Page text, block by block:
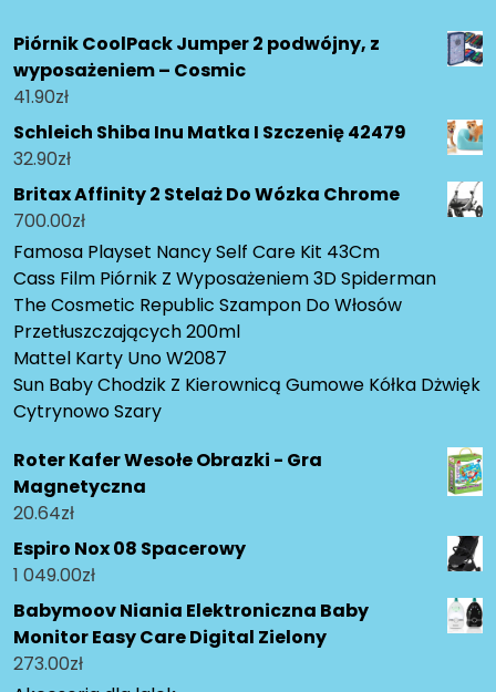
Piórnik CoolPack Jumper 2 podwójny, z
wyposażeniem – Cosmic
41.90zł
Schleich Shiba Inu Matka I Szczenię 42479
32.90zł
Britax Affinity 2 Stelaż Do Wózka Chrome
700.00zł
Famosa Playset Nancy Self Care Kit 43Cm
Cass Film Piórnik Z Wyposażeniem 3D Spiderman
The Cosmetic Republic Szampon Do Włosów
Przetłuszczających 200ml
Mattel Karty Uno W2087
Sun Baby Chodzik Z Kierownicą Gumowe Kółka Dżwięk
Cytrynowo Szary
Roter Kafer Wesołe Obrazki - Gra
Magnetyczna
20.64zł
Espiro Nox 08 Spacerowy
1 049.00zł
Babymoov Niania Elektroniczna Baby
Monitor Easy Care Digital Zielony
273.00zł